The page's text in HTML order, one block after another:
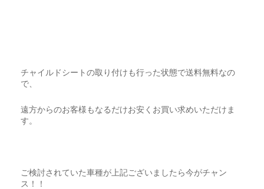
チャイルドシートの取り付けも行った状態で送料無料なの
で、
遠方からのお客様もなるだけお安くお買い求めいただけま
す。
ご検討されていた車種が上記ございましたら今がチャン
ス！！